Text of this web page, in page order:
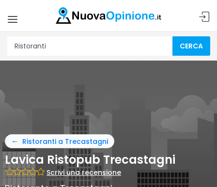
CERCA
Ristoranti a Trecastagni
Lavica Ristopub Trecastagni
Scrivi una recensione